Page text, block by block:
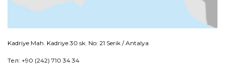
Kadriye Mah. Kadriye 30 sk. No: 21 Serik / Antalya
Тел: +90 (242) 710 34 34